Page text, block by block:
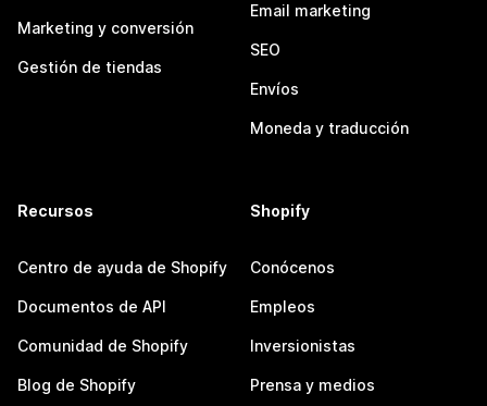
Marketing y conversión
Gestión de tiendas
Email marketing
SEO
Envíos
Moneda y traducción
Recursos
Centro de ayuda de Shopify
Documentos de API
Comunidad de Shopify
Blog de Shopify
Shopify
Conócenos
Empleos
Inversionistas
Prensa y medios